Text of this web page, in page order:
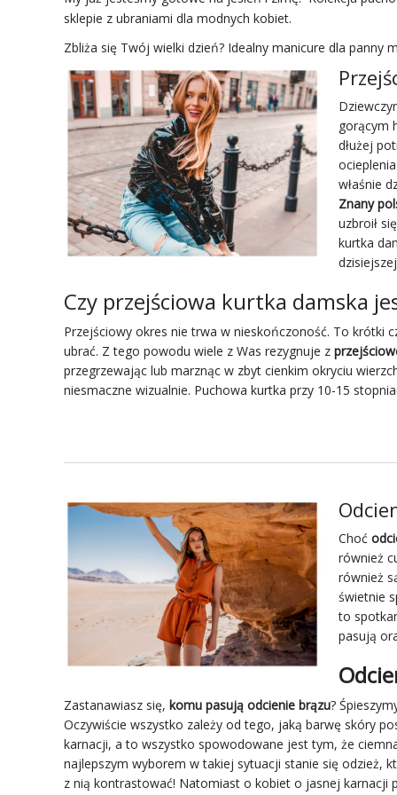
sklepie z ubraniami dla modnych kobiet.
Zbliża się Twój wielki dzień? Idealny manicure dla panny
gorącym
dłużej
właśnie
Znany
uzbroił
kurtka
Czy przejściowa kurtka damska
Przejściowy okres nie trwa w nieskończoność. To krótki
ubrać. Z tego powodu wiele z Was rezygnuje z
przegrzewając lub marznąc w zbyt cienkim okryciu
niesmaczne wizualnie. Puchowa kurtka przy 10-15
Choć
również
również
świetnie
to
pasują
Zastanawiasz się, komu pasują odcienie brązu?
Oczywiście wszystko zależy od tego, jaką barwę skóry
karnacji, a to wszystko spowodowane jest tym, że
najlepszym wyborem w takiej sytuacji stanie się odzież,
z nią kontrastować! Natomiast o kobiet o jasnej karnacji